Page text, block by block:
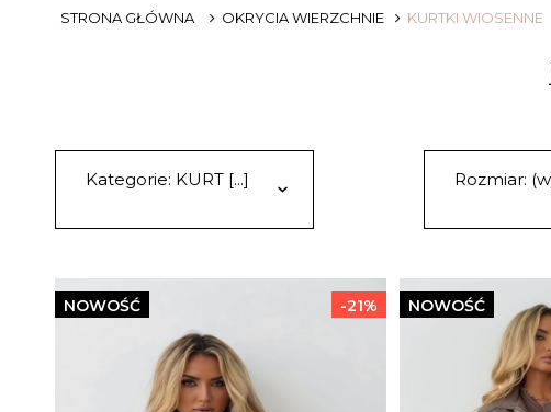
STRONA GŁÓWNA OKRYCIA WIERZCHNIE KURTKI WIOSENNE
Kategorie: KURT [...] Rozmiar:
-21%
NOWOŚĆ NOWOŚĆ